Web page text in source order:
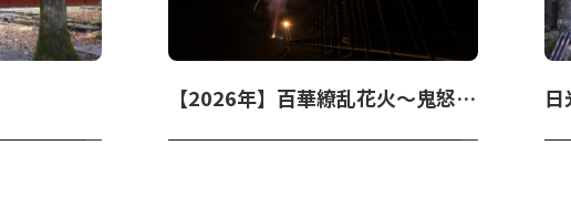
【2026年】百華繚乱花火～鬼怒川焔火～